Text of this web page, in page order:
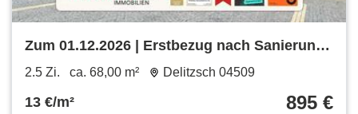
Zum 01.12.2026 | Erstbezug nach Sanierung |
Fußbodenheizung | Ebenerdige Dusche |
2.5 Zi. ca. 68,00 m² Delitzsch 04509
13 €/m² 895 €